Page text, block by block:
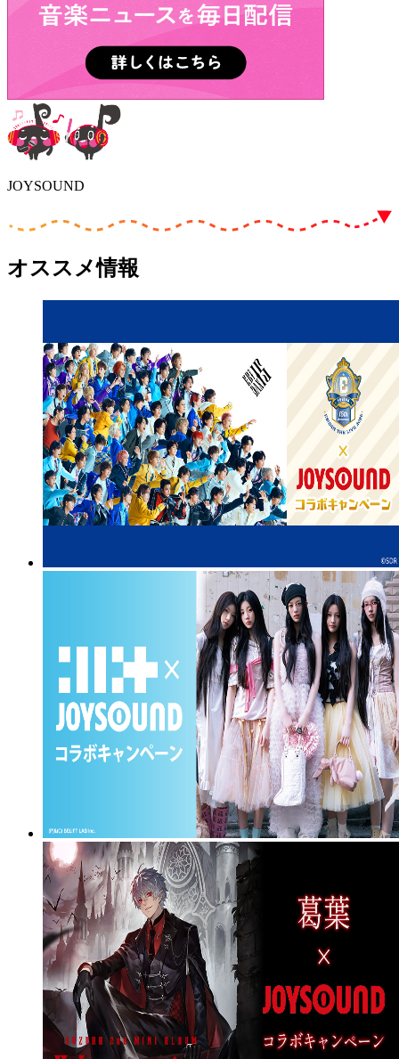
JOYSOUND
オススメ情報